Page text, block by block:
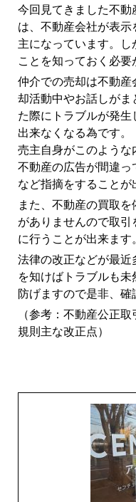
今回見てきました不
は、不動産会社が表
主になっています。
ことを知っておく必要
仲介での売却は不動
却活動中やお話しがま
た際にトラブルが発
出来なくなる為です。
売主自身がこのよう
不動産の広告が間違っ
など指摘をすることが
また、不動産の買取
がありませんので取引
に行うことが出来ます。
法律の改正などが最
を知けばトラブルも未
防げますので是非、確
（参考：不動産公正
規則主な改正点）